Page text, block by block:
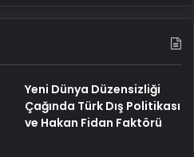
Yeni Dünya Düzensizliği
Çağında Türk Dış Politikası
ve Hakan Fidan Faktörü